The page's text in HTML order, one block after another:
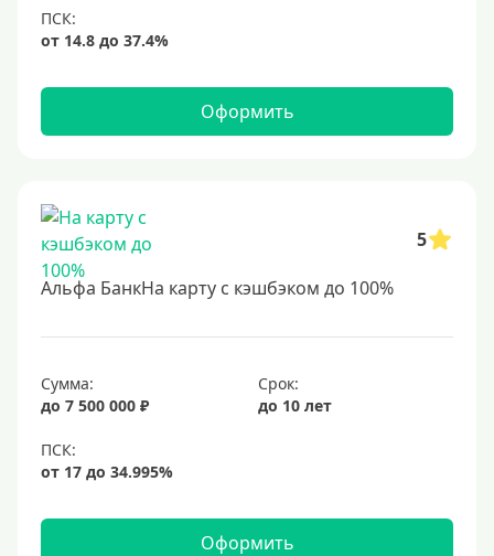
Оформить
5
Альфа БанкНа карту с кэшбэком до 100%
Сумма:
до 7 500 000 ₽
Срок:
до 10 лет
Оформить